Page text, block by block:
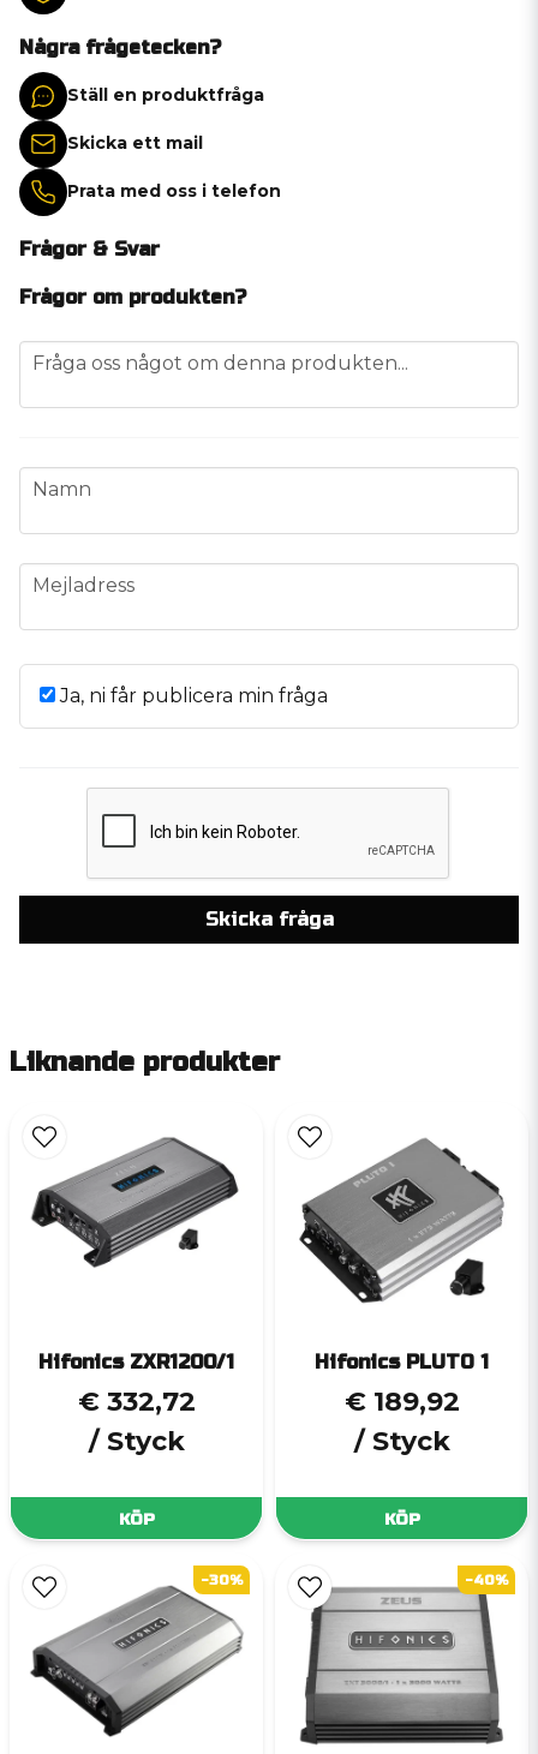
Några frågetecken?
Ställ en produktfråga
Skicka ett mail
Prata med oss i telefon
Frågor & Svar
Frågor om produkten?
question
Fråga oss något om denna produkten...
name
Namn
email
Mejladress
Ja, ni får publicera min fråga
Skicka fråga
Liknande produkter
Hifonics ZXR1200/1
€ 332,72
/ Styck
KÖP
Hifonics PLUTO 1
€ 189,92
/ Styck
KÖP
-30% -40%